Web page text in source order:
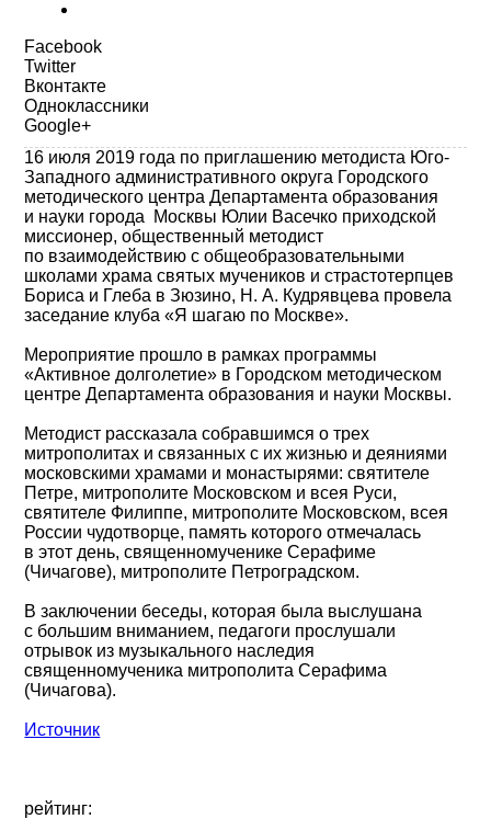
Facebook
Twitter
Вконтакте
Одноклассники
Google+
16 июля 2019 года по приглашению методиста Юго-
Западного административного округа Городского
методического центра Департамента образования
и науки города Москвы Юлии Васечко приходской
миссионер, общественный методист
по взаимодействию с общеобразовательными
школами храма святых мучеников и страстотерпцев
Бориса и Глеба в Зюзино, Н. А. Кудрявцева провела
заседание клуба «Я шагаю по Москве».
Мероприятие прошло в рамках программы
«Активное долголетие» в Городском методическом
центре Департамента образования и науки Москвы.
Методист рассказала собравшимся о трех
митрополитах и связанных с их жизнью и деяниями
московскими храмами и монастырями: святителе
Петре, митрополите Московском и всея Руси,
святителе Филиппе, митрополите Московском, всея
России чудотворце, память которого отмечалась
в этот день, священномученике Серафиме
(Чичагове), митрополите Петроградском.
В заключении беседы, которая была выслушана
с большим вниманием, педагоги прослушали
отрывок из музыкального наследия
священномученика митрополита Серафима
(Чичагова).
Источник
рейтинг: